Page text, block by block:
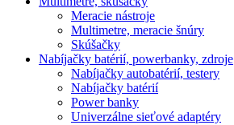
Meracie nástroje
Multimetre, meracie šnúry
Skúšačky
Nabíjačky batérií, powerbanky, zdroje
Nabíjačky autobatérií, testery
Nabíjačky batérií
Power banky
Univerzálne sieťové adaptéry